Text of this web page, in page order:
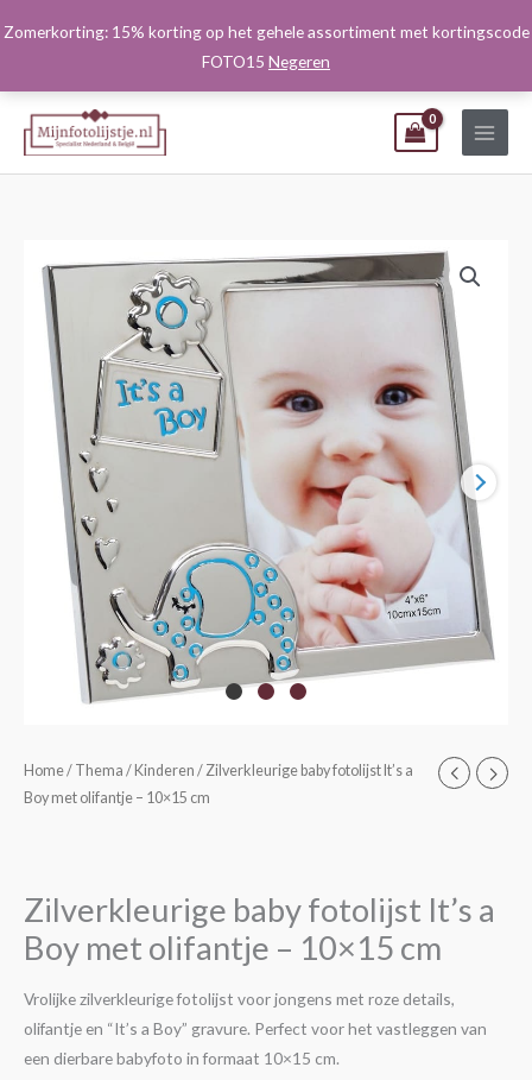
Zomerkorting: 15% korting op het gehele assortiment met kortingscode
FOTO15 Negeren
naar
Home/ Thema / Kinderen / Zilverkleurige baby fotolijst It’s a
Boy met olifantje – 10×15 cm
Zilverkleurige baby fotolijst It’s a
Boy met olifantje – 10×15 cm
Vrolijke zilverkleurige fotolijst voor jongens met roze details,
olifantje en “It’s a Boy” gravure. Perfect voor het vastleggen van
een dierbare babyfoto in formaat 10×15 cm.
Zilverkleurige
baby
Boy
met
–
10x15
cm